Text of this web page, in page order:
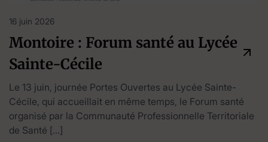
16 juin 2026
Montoire : Forum santé au Lycée
Sainte-Cécile
Le 13 juin, journée Portes Ouvertes au Lycée Sainte-
Cécile, qui accueillait en même temps, le Forum santé
organisé par la Communauté Professionnelle Territoriale
de Santé […]